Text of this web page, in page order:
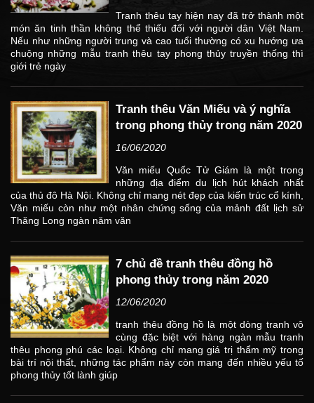
Tranh thêu tay hiện nay đã trở thành một
món ăn tinh thần không thể thiếu đối với người dân Việt Nam.
Nếu như những người trung và cao tuổi thường có xu hướng ưa
chuộng những mẫu tranh thêu tay phong thủy truyền thống thì
giới trẻ ngày
Tranh thêu Văn Miếu và ý nghĩa
trong phong thủy trong năm 2020
16/06/2020
Văn miếu Quốc Tử Giám là một trong
những địa điểm du lịch hút khách nhất
của thủ đô Hà Nội. Không chỉ mang nét đẹp của kiến trúc cổ kính,
Văn miếu còn như một nhân chứng sống của mảnh đất lịch sử
Thăng Long ngàn năm văn
7 chủ đề tranh thêu đồng hồ
phong thủy trong năm 2020
12/06/2020
tranh thêu đồng hồ là một dòng tranh vô
cùng đặc biệt với hàng ngàn mẫu tranh
thêu phong phú các loại. Không chỉ mang giá trị thẩm mỹ trong
bài trí nội thất, những tác phẩm này còn mang đến nhiều yếu tố
phong thủy tốt lành giúp